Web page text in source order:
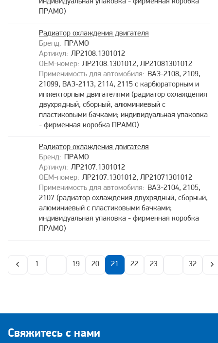
ПРАМО)
ПРАМО
ЛР2108.1301012
ЛР2108.1301012, ЛР21081301012
Радиатор охлаждения двигателя
ВАЗ-2108, 2109,
21099, ВАЗ-2113, 2114, 2115 с карбюраторным и
инжекторным двигателями (радиатор охлаждения
двухрядный, сборный, алюминиевый с
пластиковыми бачками; индивидуальная упаковка
- фирменная коробка ПРАМО)
ПРАМО
ЛР2107.1301012
ЛР2107.1301012, ЛР21071301012
Радиатор охлаждения двигателя
ВАЗ-2104, 2105,
2107 (радиатор охлаждения двухрядный, сборный,
алюминиевый с пластиковыми бачками;
индивидуальная упаковка - фирменная коробка
ПРАМО)
1 ... 19 20 21 22 23 ... 32
Свяжитесь с нами